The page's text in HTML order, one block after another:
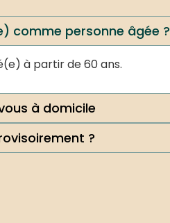
comme personne âgée ?
à partir de 60 ans.
à domicile
?